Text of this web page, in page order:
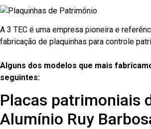
A 3 TEC é uma empresa pioneira e
fabricação de plaquinhas para controle
Alguns dos modelos que mais
seguintes:
Placas patrimoniais
Alumínio Ruy